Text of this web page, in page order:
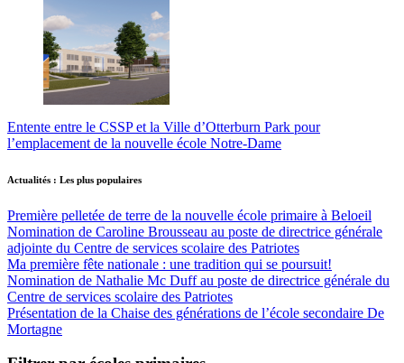
Entente entre le CSSP et la Ville d’Otterburn Park pour
l’emplacement de la nouvelle école Notre-Dame
Actualités : Les plus populaires
Première pelletée de terre de la nouvelle école primaire à Beloeil
Nomination de Caroline Brousseau au poste de directrice générale
adjointe du Centre de services scolaire des Patriotes
Ma première fête nationale : une tradition qui se poursuit!
Nomination de Nathalie Mc Duff au poste de directrice générale du
Centre de services scolaire des Patriotes
Présentation de la Chaise des générations de l’école secondaire De
Mortagne